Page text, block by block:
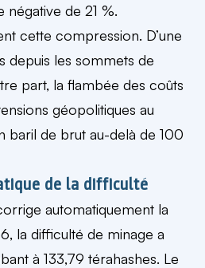
négative de 21 %.
cette compression. D’une
depuis les sommets de
part, la flambée des coûts
géopolitiques au
baril de brut au-delà de 100
de la difficulté
automatiquement la
la difficulté de minage a
à 133,79 térahashes. Le